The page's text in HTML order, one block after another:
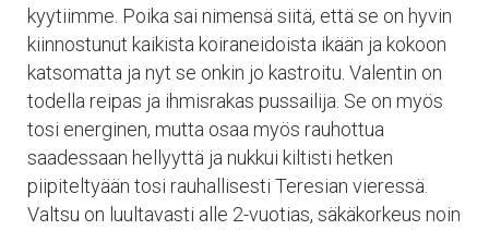
kyytiimme. Poika sai nimensä siitä, että se on hyvin
kiinnostunut kaikista koiraneidoista ikään ja kokoon
katsomatta ja nyt se onkin jo kastroitu. Valentin on
todella reipas ja ihmisrakas pussailija. Se on myös
tosi energinen, mutta osaa myös rauhottua
saadessaan hellyyttä ja nukkui kiltisti hetken
piipiteltyään tosi rauhallisesti Teresian vieressä.
Valtsu on luultavasti alle 2-vuotias, säkäkorkeus noin